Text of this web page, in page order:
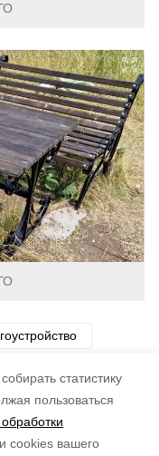
статистику
пользоваться
cookies вашего
Telegram